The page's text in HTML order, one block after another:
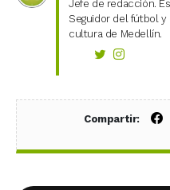
Jefe de redacción.
Seguidor del fútbol
cultura de Medellín.
Compartir: